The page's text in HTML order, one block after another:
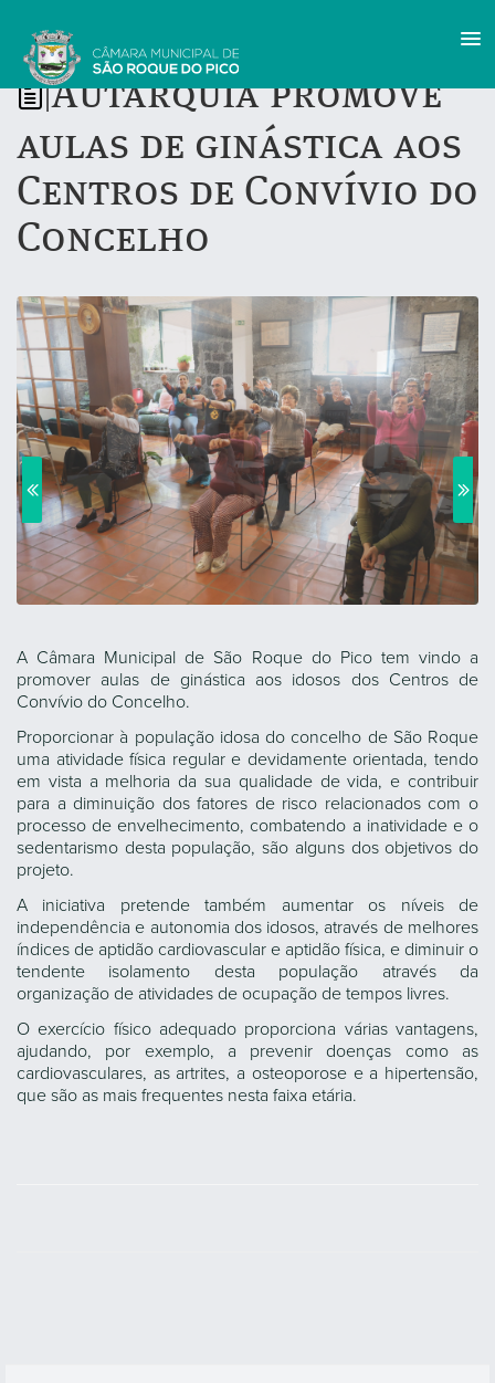
Autarquia promove
aulas de ginástica aos
Centros de Convívio do
Concelho
A Câmara Municipal de São Roque do Pico tem vindo a
promover aulas de ginástica aos idosos dos Centros de
Convívio do Concelho.
Proporcionar à população idosa do concelho de São Roque
uma atividade física regular e devidamente orientada, tendo
em vista a melhoria da sua qualidade de vida, e contribuir
para a diminuição dos fatores de risco relacionados com o
processo de envelhecimento, combatendo a inatividade e o
sedentarismo desta população, são alguns dos objetivos do
projeto.
A iniciativa pretende também aumentar os níveis de
independência e autonomia dos idosos, através de melhores
índices de aptidão cardiovascular e aptidão física, e diminuir o
tendente isolamento desta população através da
organização de atividades de ocupação de tempos livres.
O exercício físico adequado proporciona várias vantagens,
ajudando, por exemplo, a prevenir doenças como as
cardiovasculares, as artrites, a osteoporose e a hipertensão,
que são as mais frequentes nesta faixa etária.